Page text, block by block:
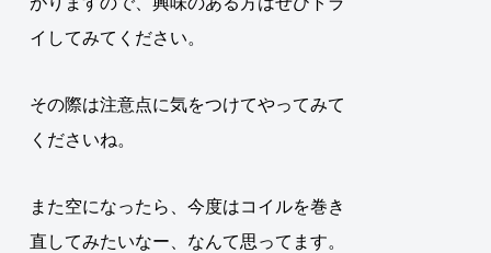
イしてみてください。
その際は注意点に気をつけてやってみて
くださいね。
また空になったら、今度はコイルを巻き
直してみたいなー、なんて思ってます。